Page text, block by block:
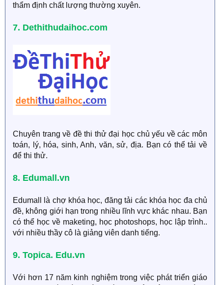
thẩm định chất lượng thường xuyên.
7. Dethithudaihoc.com
Chuyên trang về đề thi thử đại học chủ yếu về các môn
toán, lý, hóa, sinh, Anh, văn, sử, địa. Bạn có thể tải về
để thi thử.
8. Edumall.vn
Edumall là chợ khóa học, đăng tải các khóa học đa chủ
đề, không giới hạn trong nhiều lĩnh vực khác nhau. Bạn
có thể học về maketing, học photoshops, học lập trình..
với nhiều thầy cô là giảng viên danh tiếng.
9. Topica. Edu.vn
Với hơn 17 năm kinh nghiệm trong việc phát triển giáo